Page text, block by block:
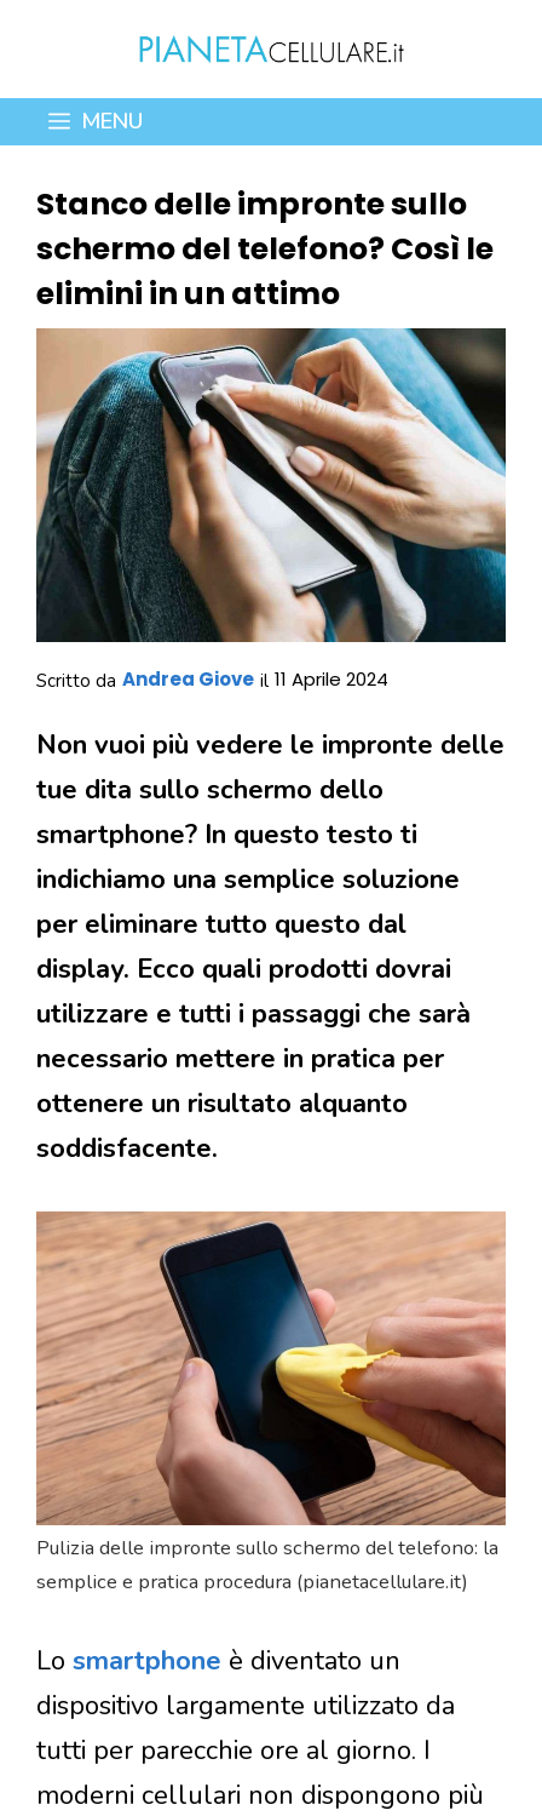
contenuto
MENU
Stanco delle impronte sullo
schermo del telefono? Così le
elimini in un attimo
Scritto da Andrea Giove il 11 Aprile 2024
Non vuoi più vedere le impronte delle
tue dita sullo schermo dello
smartphone? In questo testo ti
indichiamo una semplice soluzione
per eliminare tutto questo dal
display. Ecco quali prodotti dovrai
utilizzare e tutti i passaggi che sarà
necessario mettere in pratica per
ottenere un risultato alquanto
soddisfacente.
Pulizia delle impronte sullo schermo del telefono: la
semplice e pratica procedura (pianetacellulare.it)
Lo smartphone è diventato un
dispositivo largamente utilizzato da
tutti per parecchie ore al giorno. I
moderni cellulari non dispongono più